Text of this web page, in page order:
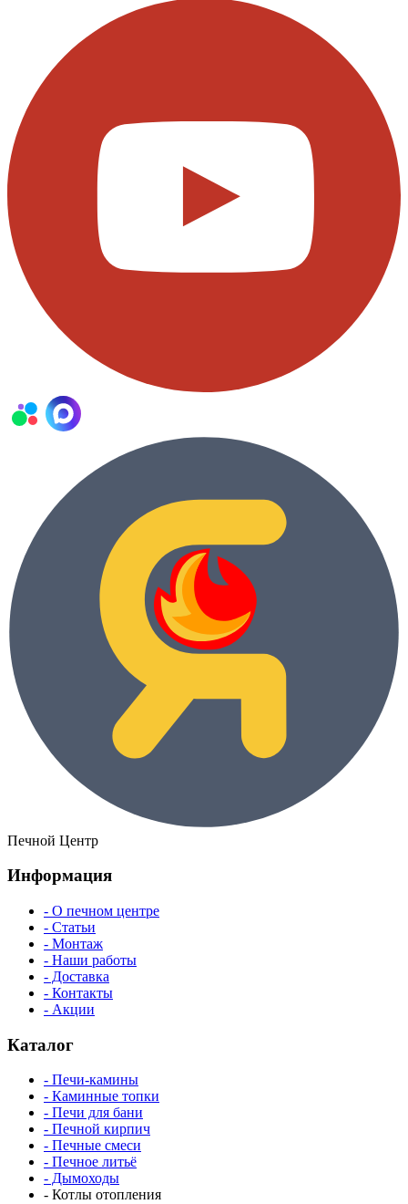
Печной Центр
Информация
- О печном центре
- Статьи
- Монтаж
- Наши работы
- Доставка
- Контакты
- Акции
Каталог
- Печи-камины
- Каминные топки
- Печи для бани
- Печной кирпич
- Печные смеси
- Печное литьё
- Дымоходы
- Котлы отопления